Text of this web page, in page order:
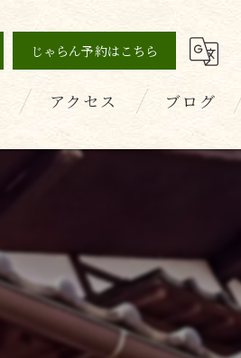
じゃらん予約はこちら
アクセス ブログ